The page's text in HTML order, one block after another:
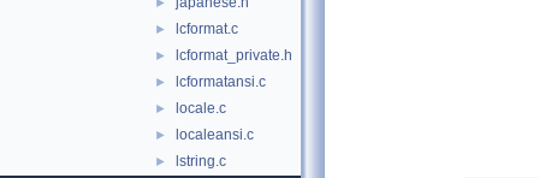
► lcformat.c
► lcformat_private.h
► lcformatansi.c
► locale.c
► localeansi.c
► lstring.c